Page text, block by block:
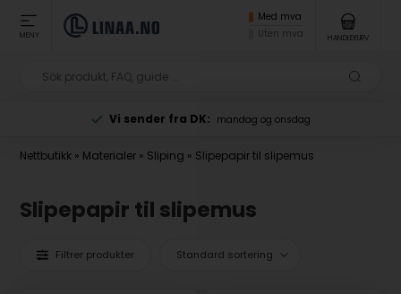
MENY
Med mva
Uten mva
HANDLEKURV
Vi sender fra DK: mandag og onsdag
Nettbutikk » Materialer » Sliping » Slipepapir til slipemus
Slipepapir til slipemus
Filtrer produkter